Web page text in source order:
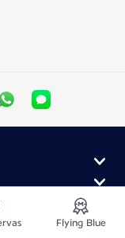
Flying Blue